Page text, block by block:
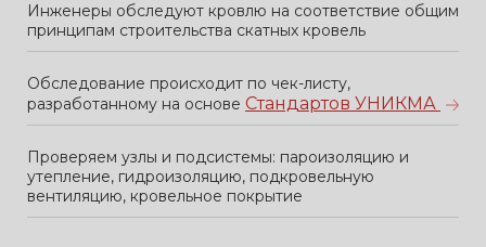
Инженеры обследуют кровлю на соответствие общим
принципам строительства скатных кровель
Обследование происходит по чек-листу,
разработанному на основе Стандартов УНИКМА
Проверяем узлы и подсистемы: пароизоляцию и
утепление, гидроизоляцию, подкровельную
вентиляцию, кровельное покрытие